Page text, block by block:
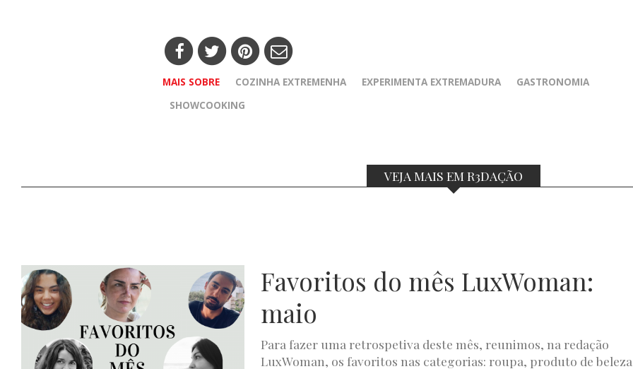
MAIS SOBRE COZINHA EXTREMENHA EXPERIMENTA EXTREMADURA
GASTRONOMIA
SHOWCOOKING
VEJA MAIS EM R3DAÇÃO
Favoritos do mês LuxWoman:
maio
Para fazer uma retrospetiva deste mês, reunimos, na redação
LuxWoman, os favoritos nas categorias: roupa, produto de